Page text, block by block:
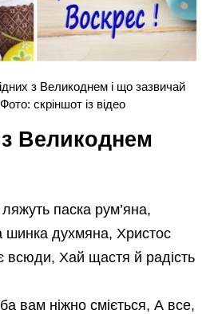
з Великоднем і що зазвичай
скріншот із відео
Великоднем
паска рум’яна,
шинка духмяна, Христос
всюди, Хай щастя й радість
вам ніжно сміється, А все,